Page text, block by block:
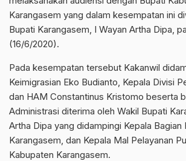
Karangasem yang dalam kesempatan ini
Bupati Karangasem, I Wayan Artha Dipa,
(16/6/2020).
Pada kesempatan tersebut Kakanwil
Keimigrasian Eko Budianto, Kepala Divisi
dan HAM Constantinus Kristomo beserta
Administrasi diterima oleh Wakil Bupati
Artha Dipa yang didampingi Kepala Bagian
Karangasem, dan Kepala Mal Pelayanan
Kabupaten Karangasem.